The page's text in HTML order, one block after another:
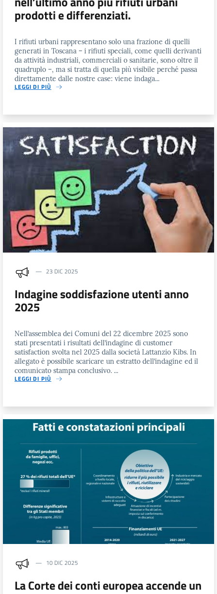
prodotti e differenziati.
I rifiuti urbani rappresentano solo una frazione di quelli
generati in Toscana – i rifiuti speciali, come quelli derivanti
da attività industriali, commerciali o sanitarie, sono oltre il
quadruplo –, ma si tratta di quella più visibile perché passa
direttamente dalle nostre case: viene indaga...
LEGGI DI PIÙ
23 DIC 2025
Indagine soddisfazione utenti anno
2025
Nell’assemblea dei Comuni del 22 dicembre 2025 sono
stati presentati i risultati dell’indagine di customer
satisfaction svolta nel 2025 dalla società Lattanzio Kibs. In
allegato è possibile scaricare un estratto dell’indagine ed il
comunicato stampa conclusivo. ...
LEGGI DI PIÙ
10 DIC 2025
La Corte dei conti europea accende un